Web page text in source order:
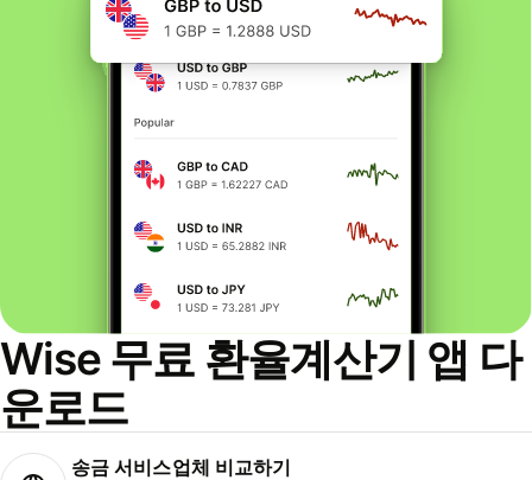
Wise 무료 환율계산기 앱 다
운로드
송금 서비스업체 비교하기